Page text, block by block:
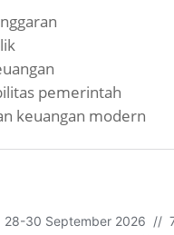
pemerintah
keuangan modern